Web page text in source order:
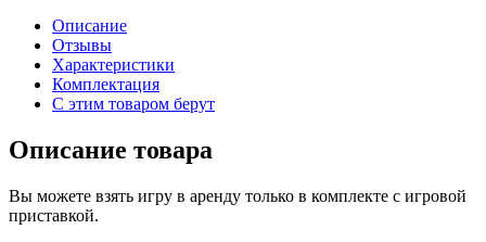
Описание
Отзывы
Характеристики
Комплектация
С этим товаром берут
Описание товара
Вы можете взять игру в аренду только в комплекте с игровой
приставкой.